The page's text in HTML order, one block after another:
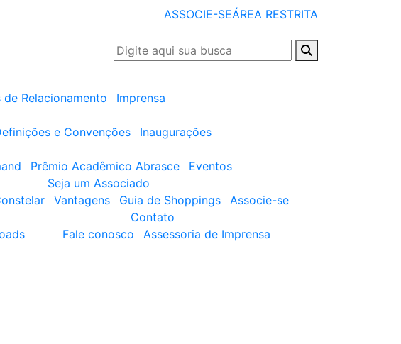
ASSOCIE-SEÁREA RESTRITA
de Relacionamento
Imprensa
e Convenções
Inaugurações
Prêmio Acadêmico Abrasce
Eventos
Seja um Associado
Vantagens Guia de Shoppings
Associe-se
Contato
Fale conosco
Assessoria de Imprensa